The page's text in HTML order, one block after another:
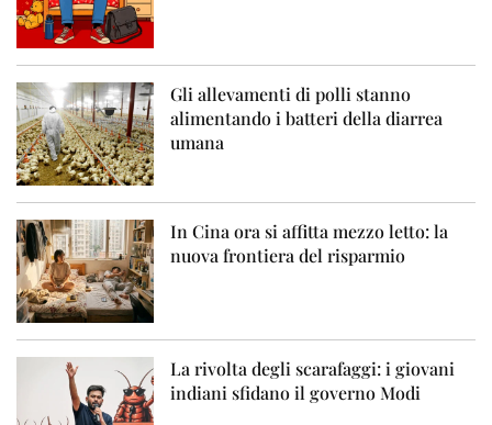
Gli allevamenti di polli stanno
alimentando i batteri della diarrea
umana
In Cina ora si affitta mezzo letto: la
nuova frontiera del risparmio
La rivolta degli scarafaggi: i giovani
indiani sfidano il governo Modi